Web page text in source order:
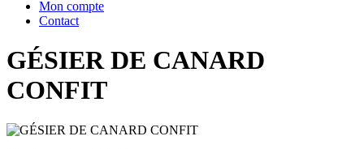
Mon compte
Contact
GÉSIER DE CANARD
CONFIT